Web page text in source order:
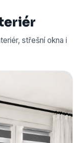
střešní okna i